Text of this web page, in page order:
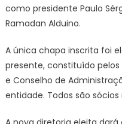
como presidente Paulo
Ramadan Alduino.
A única chapa inscrita foi
presente, constituído
e Conselho de
entidade. Todos são